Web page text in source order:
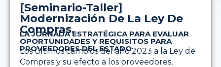
[Seminario-Taller]
Modernización De La Ley De
Compras.
LA JORNADA ESTRATÉGICA PARA EVALUAR
OPORTUNIDADES Y REQUISITOS PARA
PROVEEDORES DEL ESTADO
Los últimos cambios del año 2023 a la Ley de
Compras y su efecto a los proveedores,